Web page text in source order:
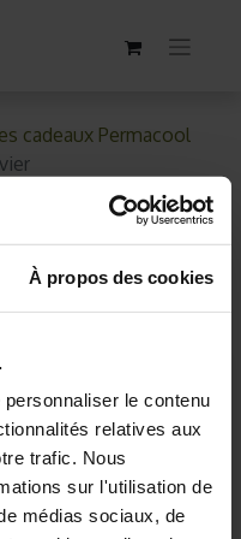
À propos des cookies
le contenu
relatives aux
trafic. Nous
sur l'utilisation de
médias sociaux, de
cadeaux Permacool
box de